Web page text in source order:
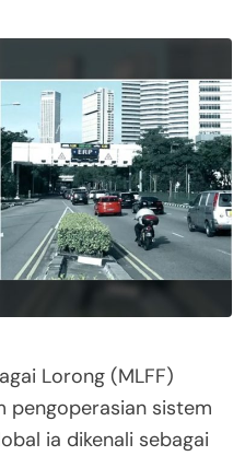
Lorong (MLFF)
pengoperasian sistem
ia dikenali sebagai